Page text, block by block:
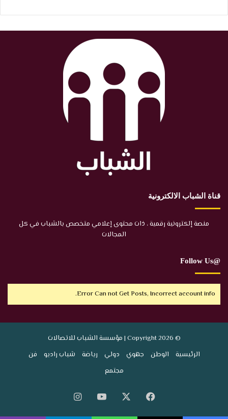
قناة الشباب الالكترونية
منصة إلكترونية رقمية ، ذات محتوى إعلامي متخصص بالشباب في كل
المجالات
@Follow Us
Error Can not Get Posts, Incorrect account info.
© Copyright 2026 | مؤسسة الشباب للاتصالات
الرئيسية
الوطن جهوي دولي رياضة شباب راديو
فن
مجتمع
فيسبوك ‫YouTubeانستقرام